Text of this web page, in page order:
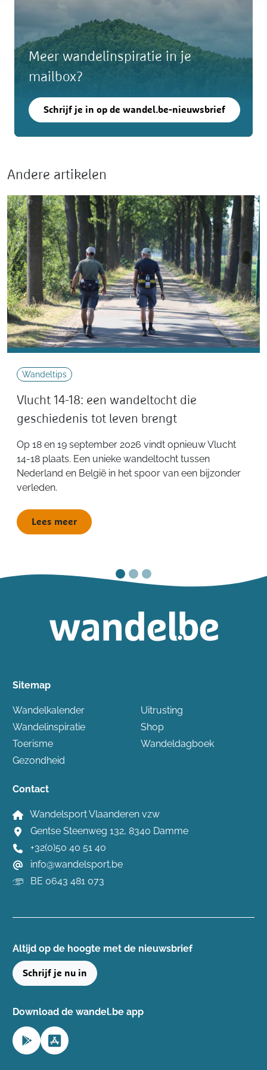
Meer wandelinspiratie in je
mailbox?
Schrijf je in op de wandel.be-nieuwsbrief
Andere artikelen
Wandeltips
Vlucht 14-18: een wandeltocht die
geschiedenis tot leven brengt
Op 18 en 19 september 2026 vindt opnieuw Vlucht
14-18 plaats. Een unieke wandeltocht tussen
Nederland en België in het spoor van een bijzonder
verleden.
Lees meer
Sitemap
Wandelkalender
Wandelinspiratie
Toerisme
Gezondheid
Uitrusting
Shop
Wandeldagboek
Contact
Wandelsport Vlaanderen vzw
Gentse Steenweg 132, 8340 Damme
+32(0)50 40 51 40
info@wandelsport.be
BE 0643 481 073
Altijd op de hoogte ​met de nieuwsbrief
Schrijf je nu in
Download de wandel.be app